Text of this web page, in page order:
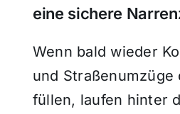
eine sichere
Wenn bald wieder
und Straßenumzüge
füllen, laufen hinter